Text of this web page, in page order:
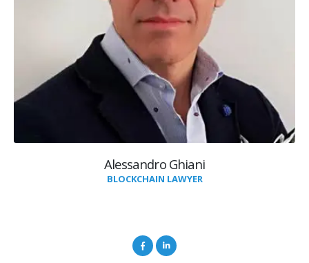
Alessandro Ghiani
BLOCKCHAIN LAWYER